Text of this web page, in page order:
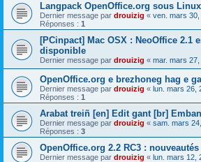
Langpack OpenOffice.org sous Linux
Dernier message par drouizig « ven. mars
Réponses : 1
[PCinpact] Mac OSX : NeoOffice 2.1
disponible
Dernier message par drouizig « mar. mars
OpenOffice.org e brezhoneg hag e
Dernier message par drouizig « lun. mars 26,
Réponses : 1
Arabat treiñ [en] Edit gant [br]
Dernier message par drouizig « sam. mars
Réponses : 3
OpenOffice.org 2.2 RC3 :
Dernier message par drouizig « lun. mars 12,